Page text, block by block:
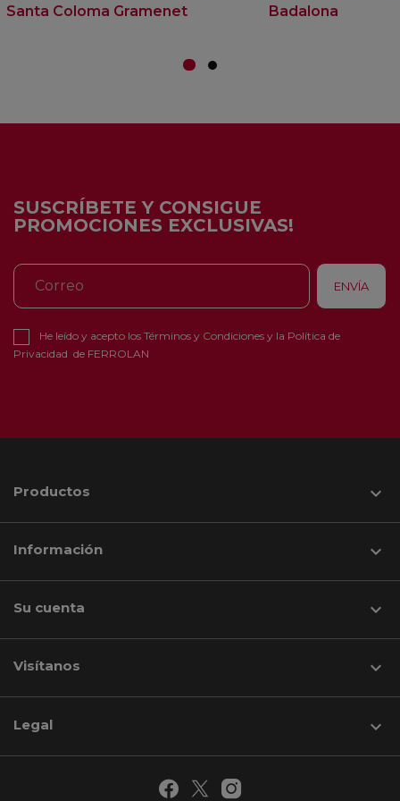
Santa Coloma Gramenet Badalona
SUSCRÍBETE Y CONSIGUE
PROMOCIONES EXCLUSIVAS!
He leído y acepto los Términos y Condiciones y la Política de
Privacidad de FERROLAN
Productos 
Información 
Su cuenta 
Visítanos keyboard_arrow_down
Legal 